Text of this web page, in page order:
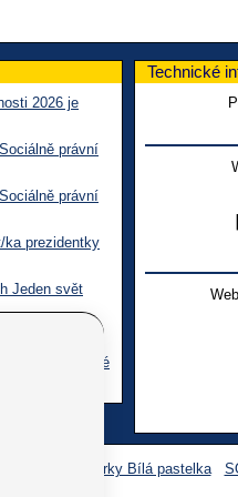
2026 je
právní
právní
ka prezidentky
Jeden svět
z pražské
Technické
Facebook sbírky Bílá pastelka